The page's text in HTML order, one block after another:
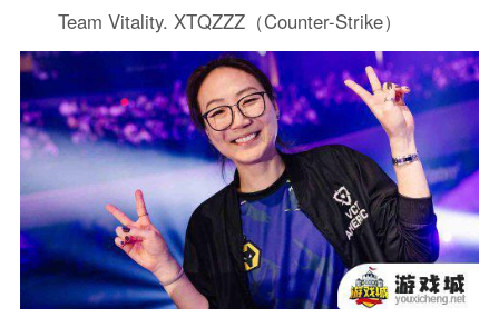
Team Vitality. XTQZZZ（Counter-Strike）